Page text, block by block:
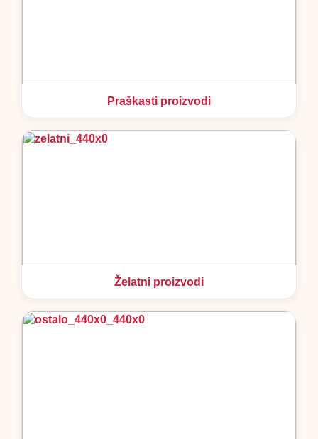
Praškasti proizvodi
Želatni proizvodi